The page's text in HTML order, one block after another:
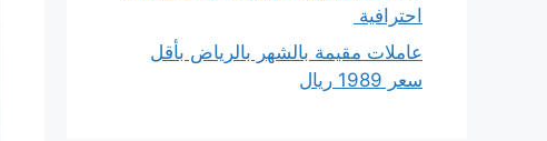
احترافية
عاملات مقيمة بالشهر بالرياض بأقل
سعر 1989 ريال